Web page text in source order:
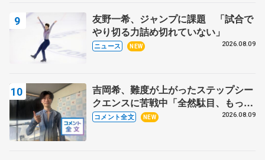
友野一希、ジャンプに課題 「試合で
やり切る力詰め切れていない」
ニュース NEW 2026.08.09
吉岡希、難度が上がったステップシー
クエンスに苦戦中「全然駄目、もっと
いいエッジで踏めるようにしたいな」
コメント全文 NEW 2026.08.09